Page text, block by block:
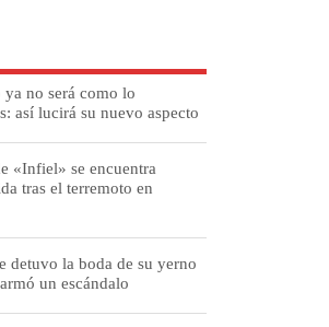
ya no será como lo
así lucirá su nuevo aspecto
«Infiel» se encuentra
tras el terremoto en
detuvo la boda de su yerno
un escándalo